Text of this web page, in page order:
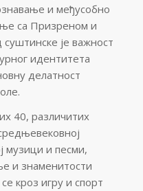
и међусобно
са Призреном и
је важност
идентитета
делатност
40, различитих
музици и песми,
и знаменитости
кроз игру и спорт